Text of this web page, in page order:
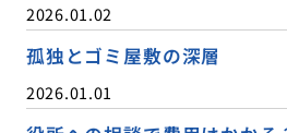
2026.01.02
孤独とゴミ屋敷の深層
2026.01.01